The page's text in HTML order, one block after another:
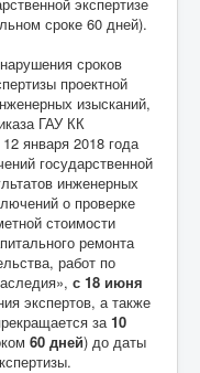
сроке 60 дней).
сроков
проектной
изысканий,
ГАУ КК
января 2018 года
государственной
инженерных
о проверке
стоимости
ремонта
работ по
с 18 июня
экспертов, а также
за10
60 дней) до даты